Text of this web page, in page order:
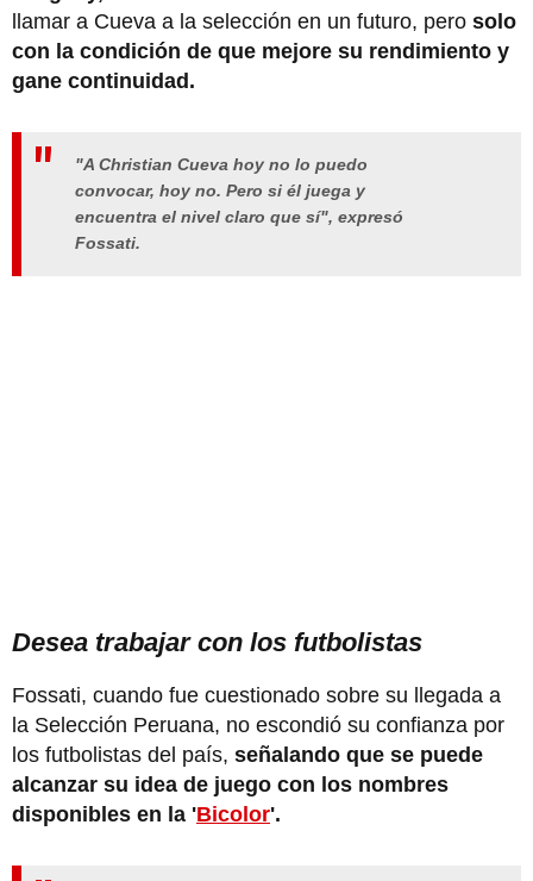
llamar a Cueva a la selección en un futuro, pero solo
con la condición de que mejore su rendimiento y
gane continuidad.
"A Christian Cueva hoy no lo puedo
convocar, hoy no. Pero si él juega y
encuentra el nivel claro que sí", expresó
Fossati.
Desea trabajar con los futbolistas
Fossati, cuando fue cuestionado sobre su llegada a
la Selección Peruana, no escondió su confianza por
los futbolistas del país, señalando que se puede
alcanzar su idea de juego con los nombres
disponibles en la 'Bicolor'.